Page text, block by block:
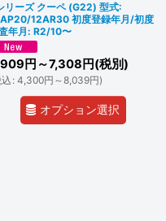
リーズ クーペ (G22) 型式:
12AR30 初度登録年月/初度
年月: R2/10〜
円 ～7,308 円(税別)
: 4,300円 ～8,039円)
オプション選択